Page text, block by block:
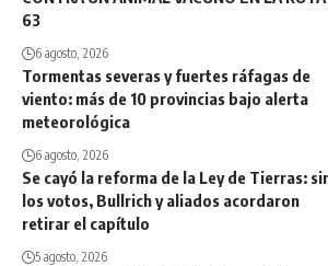
63
6 agosto, 2026
Tormentas severas y fuertes ráfagas de
viento: más de 10 provincias bajo alerta
meteorológica
6 agosto, 2026
Se cayó la reforma de la Ley de Tierras:
los votos, Bullrich y aliados acordaron
retirar el capítulo
5 agosto, 2026